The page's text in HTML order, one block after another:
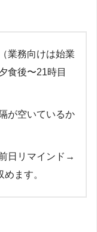
業務向けは始業
食後〜21時目
が空いているか
日リマインド→
ます。